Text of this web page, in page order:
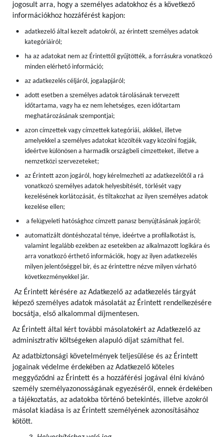
jogosult arra, hogy a személyes adatokhoz és a következő
információkhoz hozzáférést kapjon:
adatkezelő által kezelt adatokról, az érintett személyes adatok
kategóriáiról;
ha az adatokat nem az Érintettől gyűjtötték, a forrásukra vonatkozó
minden elérhető információ;
az adatkezelés céljáról, jogalapjáról;
adott esetben a személyes adatok tárolásának tervezett
időtartama, vagy ha ez nem lehetséges, ezen időtartam
meghatározásának szempontjai;
azon címzettek vagy címzettek kategóriái, akikkel, illetve
amelyekkel a személyes adatokat közölték vagy közölni fogják,
ideértve különösen a harmadik országbeli címzetteket, illetve a
nemzetközi szervezeteket;
az Érintett azon jogáról, hogy kérelmezheti az adatkezelőtől a rá
vonatkozó személyes adatok helyesbítését, törlését vagy
kezelésének korlátozását, és tiltakozhat az ilyen személyes adatok
kezelése ellen;
a felügyeleti hatósághoz címzett panasz benyújtásának jogáról;
automatizált döntéshozatal ténye, ideértve a profilalkotást is,
valamint legalább ezekben az esetekben az alkalmazott logikára és
arra vonatkozó érthető információk, hogy az ilyen adatkezelés
milyen jelentőséggel bír, és az érintettre nézve milyen várható
következményekkel jár.
Az Érintett kérésére az Adatkezelő az adatkezelés tárgyát
képező személyes adatok másolatát az Érintett rendelkezésére
bocsátja, első alkalommal díjmentesen.
Az Érintett által kért további másolatokért az Adatkezelő az
adminisztratív költségeken alapuló díjat számíthat fel.
Az adatbiztonsági követelmények teljesülése és az Érintett
jogainak védelme érdekében az Adatkezelő köteles
meggyőződni az Érintett és a hozzáférési jogával élni kívánó
személy személyazonosságának egyezéséről, ennek érdekében
a tájékoztatás, az adatokba történő betekintés, illetve azokról
másolat kiadása is az Érintett személyének azonosításához
kötött.